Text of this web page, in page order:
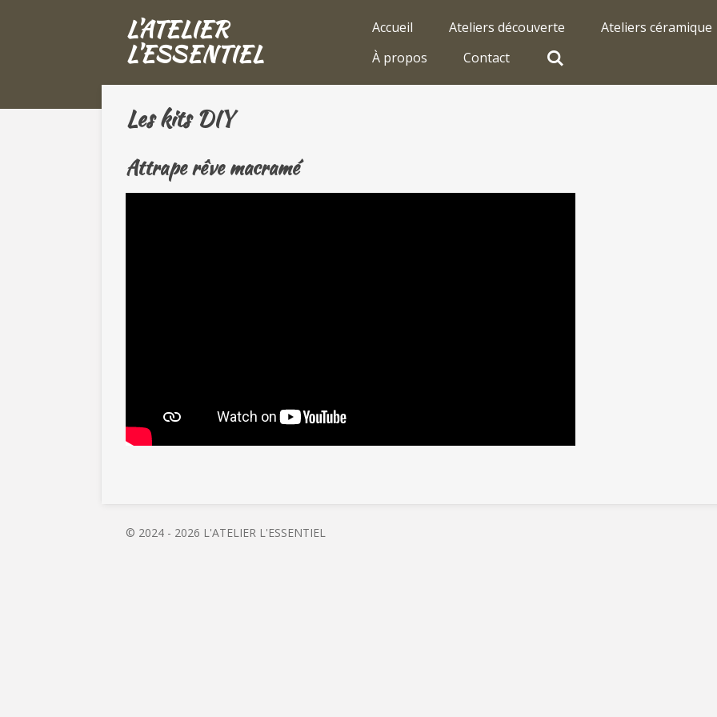
L'ATELIER
L'ESSENTIEL
Accueil Ateliers découverte Ateliers céramique
À propos
Contact
Les kits DIY
Attrape rêve macramé
© 2024 - 2026 L'ATELIER L'ESSENTIEL